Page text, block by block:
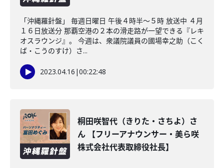
「沖縄羅針盤」 毎週日曜日 午後４時半～５時 放送中 ４月
１６日放送分 那覇空港の２本の滑走路が一望できる『レキ
オスラウンジ』。 今週は、衆議院議員の國場幸之助（こく
ば・こうのすけ）さ...
2023.04.16 |00:22:48
桐田咲智代（きりた・さちよ）さ
ん 【フリーアナウンサー・美ら咲
株式会社代表取締役社長】